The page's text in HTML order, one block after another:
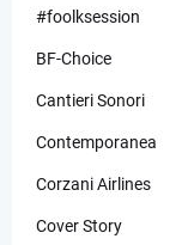
#foolksession
BF-Choice
Cantieri Sonori
Contemporanea
Corzani Airlines
Cover Story